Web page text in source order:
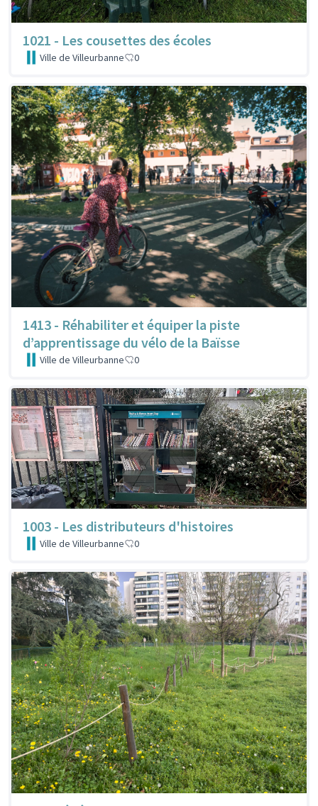
1021 - Les cousettes des écoles
Ville de Villeurbanne 0
1413 - Réhabiliter et équiper la piste
d’apprentissage du vélo de la Baïsse
Ville de Villeurbanne 0
1003 - Les distributeurs d'histoires
Ville de Villeurbanne 0